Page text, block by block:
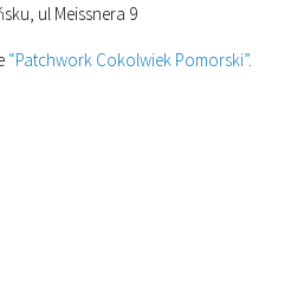
ul Meissnera 9
“Patchwork Cokolwiek Pomorski”.